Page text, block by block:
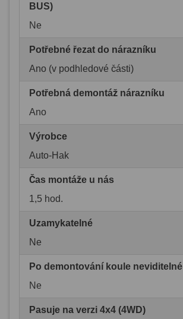
BUS)
Ne
Potřebné řezat do nárazníku
Ano (v podhledové části)
Potřebná demontáž nárazníku
Ano
Výrobce
Auto-Hak
Čas montáže u nás
1,5 hod.
Uzamykatelné
Ne
Po demontování koule neviditelné
Ne
Pasuje na verzi 4x4 (4WD)